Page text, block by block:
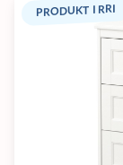
PRODUKT I RRI